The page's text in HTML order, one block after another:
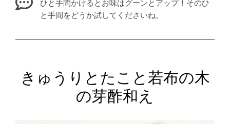
ひと手間かけるとお味はグーンとアップ！そのひ
と手間をどうか試してくださいね。
きゅうりとたこと若布の木
の芽酢和え